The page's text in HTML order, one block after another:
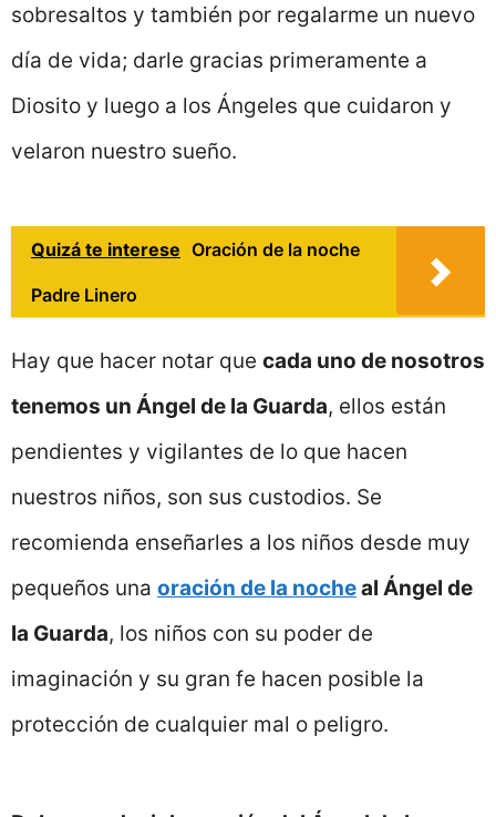
sobresaltos y también por regalarme un nuevo
día de vida; darle gracias primeramente a
Diosito y luego a los Ángeles que cuidaron y
velaron nuestro sueño.
Quizá te interese Oración de la noche
Padre Linero
Hay que hacer notar que cada uno de nosotros
tenemos un Ángel de la Guarda, ellos están
pendientes y vigilantes de lo que hacen
nuestros niños, son sus custodios. Se
recomienda enseñarles a los niños desde muy
pequeños una oración de la nocheal Ángel de
la Guarda, los niños con su poder de
imaginación y su gran fe hacen posible la
protección de cualquier mal o peligro.